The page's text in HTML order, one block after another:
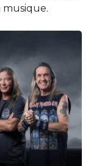
musique.